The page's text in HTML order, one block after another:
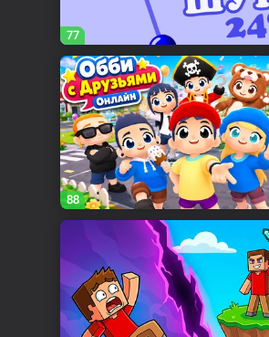
77
88